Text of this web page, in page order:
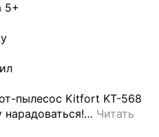
5+
пылесос Kitfort KT-568
… Читать